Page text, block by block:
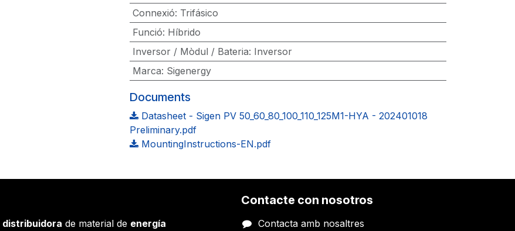
Connexió: Trifásico
Funció: Híbrido
Inversor / Mòdul / Bateria: Inversor
Marca: Sigenergy
Documents
Datasheet - Sigen PV 50_60_80_100_110_125M1-HYA - 202401018
Preliminary.pdf
MountingInstructions-EN.pdf
distribuidora de material de energía
Contacte con nosotros
Contacta amb nosaltres